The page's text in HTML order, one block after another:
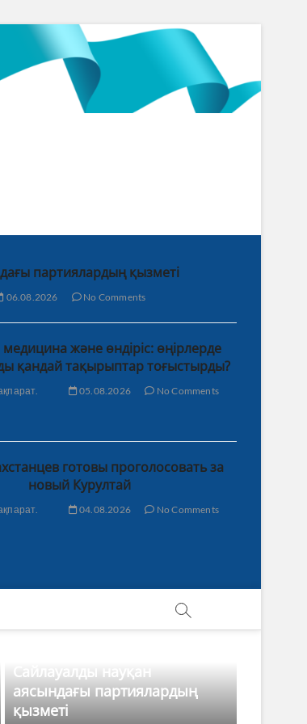
партиялардың қызметі
06.08.2026 No Comments
және өндіріс: өңірлерде
қандай тақырыптар тоғыстырды?
05.08.2026 No Comments
готовы проголосовать за
новый Курултай
04.08.2026 No Comments
Сайлауалды науқан
аясындағы партиялардың
қызметі